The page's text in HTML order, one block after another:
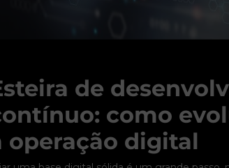
de
como
operação digital